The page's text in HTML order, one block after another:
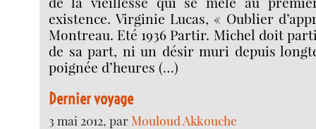
existence. Virginie Lucas, « Oublier
Montreau. Eté 1936 Partir. Michel doit
de sa part, ni un désir muri depuis
poignée d’heures (…)
Dernier voyage
3 mai 2012, parMouloud Akkouche